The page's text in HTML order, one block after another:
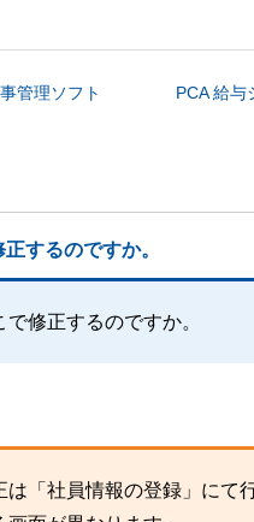
管理ソフト PCA 給与
するのですか。
修正するのですか。
は「社員情報の登録」にて